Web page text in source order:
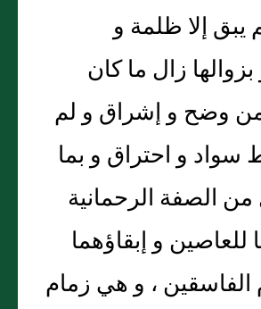
يبق إلا ظلمة و
زال ما كان
وضح و إشراق و لم
سواد و احتراق و بما
من الصفة الرحمانية
للعاصين و إبقاؤهما
الفاسقين ، و هي زمام